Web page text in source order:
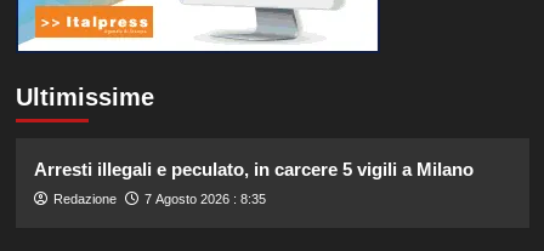
Ultimissime
Arresti illegali e peculato, in carcere 5 vigili a Milano
Redazione 7 Agosto 2026 : 8:35